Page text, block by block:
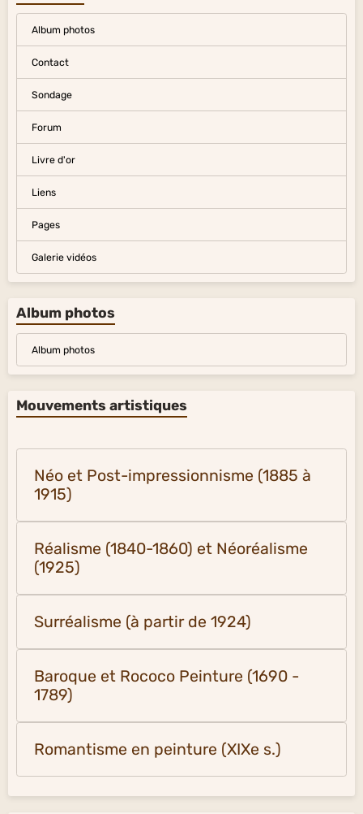
Album photos
Contact
Sondage
Forum
Livre d'or
Liens
Pages
Galerie vidéos
Album photos
Album photos
Mouvements artistiques
Néo et Post-impressionnisme (1885 à
1915)
Réalisme (1840-1860) et Néoréalisme
(1925)
Surréalisme (à partir de 1924)
Baroque et Rococo Peinture (1690 -
1789)
Romantisme en peinture (XIXe s.)